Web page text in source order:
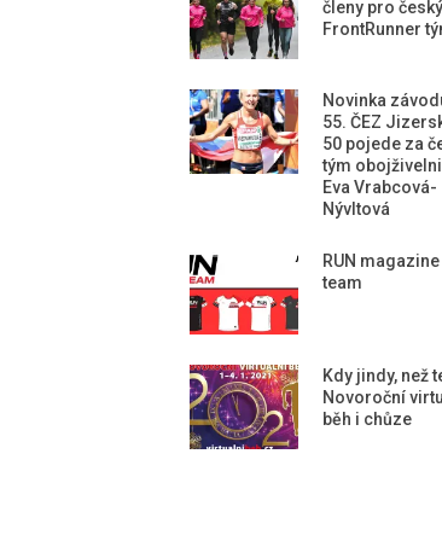
členy pro český
FrontRunner
Novinka
55. ČEZ
50 pojede za
tým
Eva Vrabcová-
Nývltová
RUN magazine
team
Kdy jindy, než
Novoroční
běh i chůze